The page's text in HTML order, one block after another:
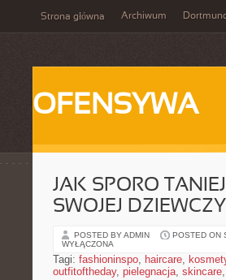
Strona główna Archiwum
OFENSYWA
JAK SPORO
SWOJEJ
POSTED BY ADMIN POSTED ON
WYŁĄCZONA
Tagi: fashioninspo, haircare,
outfitoftheday, pielegnacja, skincare,